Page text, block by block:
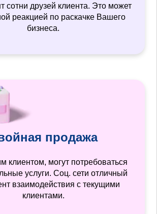
сотни друзей клиента. Это может
реакцией по раскачке Вашего
бизнеса.
продажа
клиентом, могут потребоваться
услуги. Соц. сети отличный
взаимодействия с текущими
клиентами.